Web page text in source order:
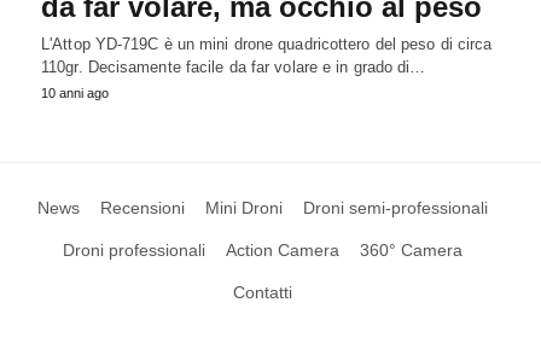
L'Attop YD-719C è un mini drone quadricottero del peso di circa
110gr. Decisamente facile da far volare e in grado di…
10 anni ago
News Recensioni Mini Droni Droni semi-professionali
Droni professionali Action Camera 360° Camera
Contatti